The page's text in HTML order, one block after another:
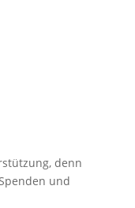
denn
und